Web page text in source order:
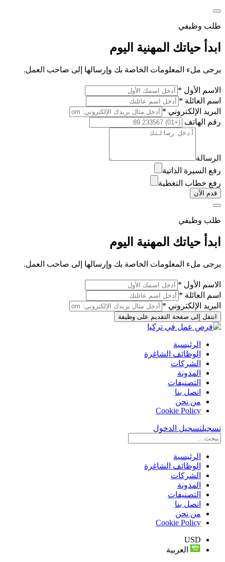
طلب وظيفي
ابدأ حياتك المهنية اليوم
يرجى ملء المعلومات الخاصة بك وإرسالها إلى صاحب العمل.
الاسم الأول *
اسم العائلة *
البريد الإلكتروني *
رقم الهاتف
الرسالة
رفع السيرة الذاتية
رفع خطاب التغطية
قدم الآن
طلب وظيفي
ابدأ حياتك المهنية اليوم
يرجى ملء المعلومات الخاصة بك وإرسالها إلى صاحب العمل.
الاسم الأول *
اسم العائلة *
البريد الإلكتروني *
انتقل إلى صفحة التقديم على وظيفة
الرئيسية
الوظائف الشاغرة
الشركات
المدونة
التصنيفات
اتصل بنا
من نحن
Cookie Policy
تسجيلتسجيل الدخول
الرئيسية
الوظائف الشاغرة
الشركات
المدونة
التصنيفات
اتصل بنا
من نحن
Cookie Policy
USD
العربية